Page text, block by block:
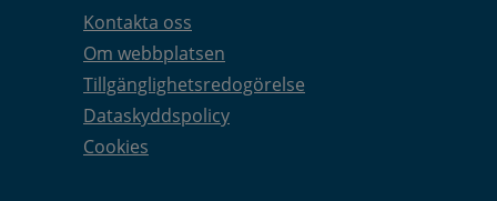
Kontakta oss
Om webbplatsen
Tillgänglighetsredogörelse
Dataskyddspolicy
Cookies